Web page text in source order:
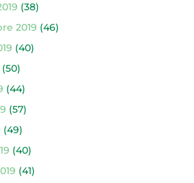
(38)
2019 (46)
(40)
(50)
(44)
(57)
(49)
(40)
(41)